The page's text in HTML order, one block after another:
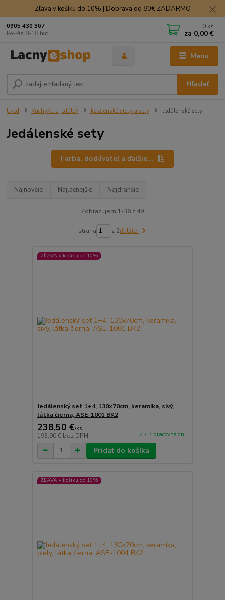
Zľava v košíku do 10% | Doprava od 80€ ZADARMO
Menu
Hľadať
0905 430 367
Po-Pia 8-18 hod.
0 ks
za 0,00 €
Úvod Kuchyňa a jedáleň Jedálenské stoly a sety Jedálenské sety
Jedálenské sety
Farba, dodávateľ a ďalšie...
Najnovšie Najlacnejšie Najdrahšie
Zobrazujem 1-36 z 49
strana z 2ďalšie
ZĽAVA v košíku do 10%
Jedálenský set 1+4, 130x70cm, keramika, sivý,
látka čierna, ASE-1001 BK2
238,50 €/ks
193,90 € bez DPH 2 - 3 pracovné dni
Pridať do košíka
ZĽAVA v košíku do 10%